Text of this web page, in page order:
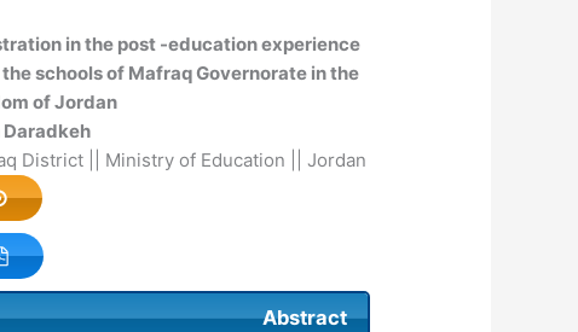
in the post -education experience
schools of Mafraq Governorate in the
of Jordan
Daradkeh
District || Ministry of Education || Jordan
Abstract